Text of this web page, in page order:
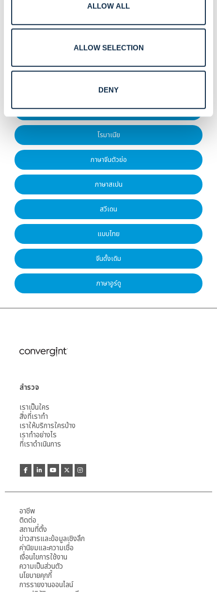
ALLOW ALL
ALLOW SELECTION
DENY
เกาหลี
ขัด
ภาษาโปรตุเกส
โรมาเนีย
ภาษาจีนตัวย่อ
ภาษาสเปน
สวีเดน
แบบไทย
จีนดั้งเดิม
ภาษาอูร์ดู
สำรวจ
เราเป็นใคร
สิ่งที่เราทำ
เราให้บริการใครบ้าง
เราทำอย่างไร
ที่เราดำเนินการ
อาชีพ
ติดต่อ
สถานที่ตั้ง
ข่าวสารและข้อมูลเชิงลึก
ค่านิยมและความเชื่อ
เงื่อนไขการใช้งาน
ความเป็นส่วนตัว
นโยบายคุกกี้
การรายงานออนไลน์